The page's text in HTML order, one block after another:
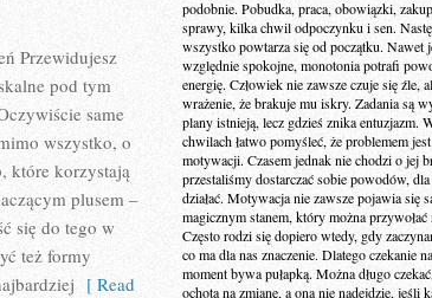
Przewidujesz
pod tym
same
wszystko, o
które korzystają
plusem –
się do tego w
też formy
[ Read
podobnie. Pobudka, praca, obowiązki,
sprawy, kilka chwil odpoczynku i sen.
wszystko powtarza się od początku. Nawet
względnie spokojne, monotonia potrafi
energię. Człowiek nie zawsze czuje się źle,
wrażenie, że brakuje mu iskry. Zadania są
plany istnieją, lecz gdzieś znika entuzjazm.
chwilach łatwo pomyśleć, że problemem
motywacji. Czasem jednak nie chodzi o jej
przestaliśmy dostarczać sobie powodów,
działać. Motywacja nie zawsze pojawia się
magicznym stanem, który można przywołać
Często rodzi się dopiero wtedy, gdy
co ma dla nas znaczenie. Dlatego czekanie
moment bywa pułapką. Można długo
ochota na zmianę, a ona nie nadejdzie, jeśli